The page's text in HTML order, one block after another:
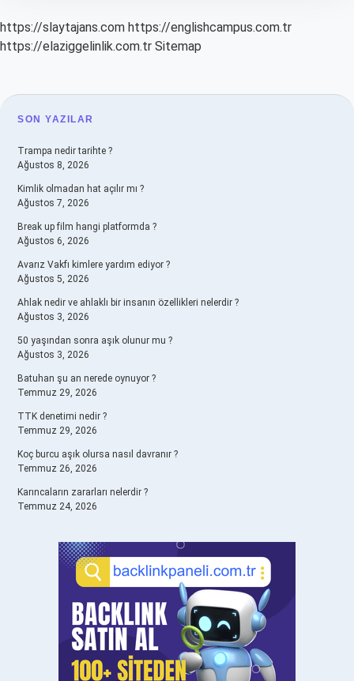
https://slaytajans.com https://englishcampus.com.tr
https://elaziggelinlik.com.tr Sitemap
SIDEBAR
SON YAZILAR
Trampa nedir tarihte ?
Ağustos 8, 2026
Kimlik olmadan hat açılır mı ?
Ağustos 7, 2026
Break up film hangi platformda ?
Ağustos 6, 2026
Avarız Vakfı kimlere yardım ediyor ?
Ağustos 5, 2026
Ahlak nedir ve ahlaklı bir insanın özellikleri nelerdir ?
Ağustos 3, 2026
50 yaşından sonra aşık olunur mu ?
Ağustos 3, 2026
Batuhan şu an nerede oynuyor ?
Temmuz 29, 2026
TTK denetimi nedir ?
Temmuz 29, 2026
Koç burcu aşık olursa nasıl davranır ?
Temmuz 26, 2026
Karıncaların zararları nelerdir ?
Temmuz 24, 2026